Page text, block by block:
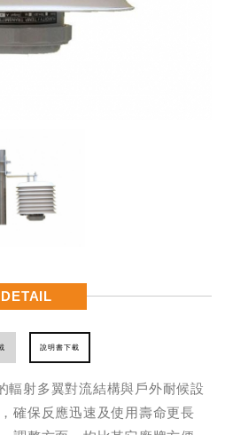
DETAIL
說明書下載
輻射多翼對流結構與戶外耐候設
確保反應迅速及使用壽命更長